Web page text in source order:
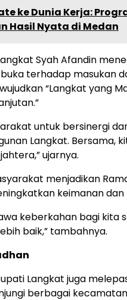
ke Dunia Kerja:
Hasil Nyata di Medan
Syah Afandin
terhadap masukan
“Langkat yang
untuk bersinergi
Langkat. Bersama,
ujarnya.
menjadikan
keimanan dan
keberkahan bagi kita
baik,” tambahnya.
Langkat juga
berbagai